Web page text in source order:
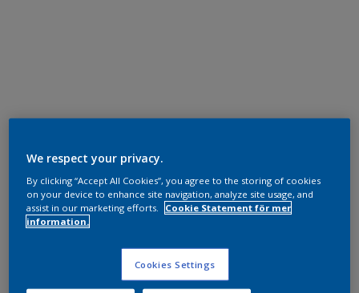
We respect your privacy.
By clicking “Accept All Cookies”, you agree to the storing of cookies
on your device to enhance site navigation, analyze site usage, and
assist in our marketing efforts.
Cookie Statement för mer
information.
Cookies Settings